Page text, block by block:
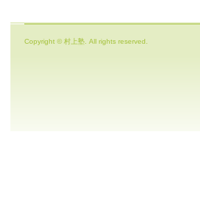
Copyright © 村上塾. All rights reserved.